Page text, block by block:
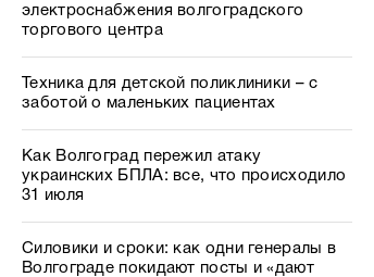
электроснабжения волгоградского
торгового центра
Техника для детской поликлиники – с
заботой о маленьких пациентах
Как Волгоград пережил атаку
украинских БПЛА: все, что происходило
31 июля
Силовики и сроки: как одни генералы в
Волгограде покидают посты и «дают